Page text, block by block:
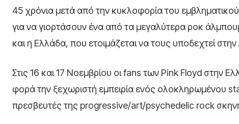
45 χρόνια μετά από την κυκλοφορία του
για να γιορτάσουν ένα από τα μεγαλύτερα ροκ
και η Ελλάδα, που ετοιμάζεται να τους υποδεχτεί
Στις 16 και 17 Νοεμβρίου οι fans των Pink Floyd στην
φορά την ξεχωριστή εμπειρία ενός ολοκληρωμένου
πρεσβευτές της progressive/art/psychedelic rock